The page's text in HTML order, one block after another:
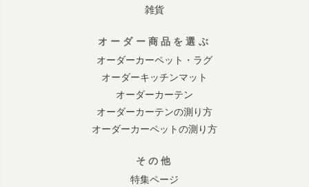
雑貨
オーダー商品を選ぶ
オーダーカーペット・ラグ
オーダーキッチンマット
オーダーカーテン
オーダーカーテンの測り方
オーダーカーペットの測り方
その他
特集ページ